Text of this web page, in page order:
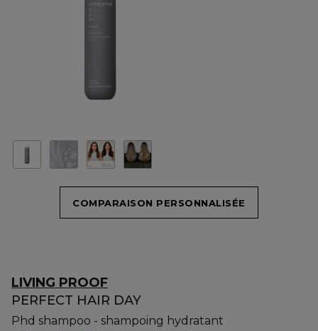
COMPARAISON PERSONNALISÉE
LIVING PROOF
PERFECT HAIR DAY
Phd shampoo - shampoing hydratant